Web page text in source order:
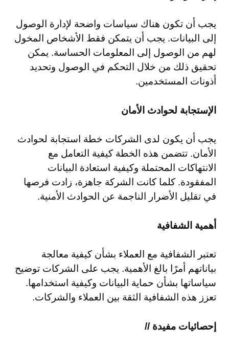
يجب أن تكون هناك سياسات واضحة لإدارة الوصول
إلى البيانات. يجب أن يتمكن فقط الأشخاص المخول
لهم من الوصول إلى المعلومات الحساسة. يمكن
تحقيق ذلك من خلال التحكم في الوصول وتحديد
أذونات المستخدمين.
الإستجابة لحوادث الأمان
يجب أن يكون لدى الشركات خطة استجابة لحوادث
الأمان. تتضمن هذه الخطة كيفية التعامل مع
الانتهاكات المحتملة وكيفية استعادة البيانات
المفقودة. كلما كانت الشركة جاهزة، زادت فرصها
في تقليل الأضرار الناجمة عن الحوادث الأمنية.
أهمية الشفافية
تعتبر الشفافية مع العملاء بشأن كيفية معالجة
بياناتهم أمرًا بالغ الأهمية. يجب على الشركات توضيح
سياساتها بشأن حماية البيانات وكيفية استخدامها.
تعزز هذه الشفافية الثقة بين العملاء والشركات.
إحصائيات مفيدة //